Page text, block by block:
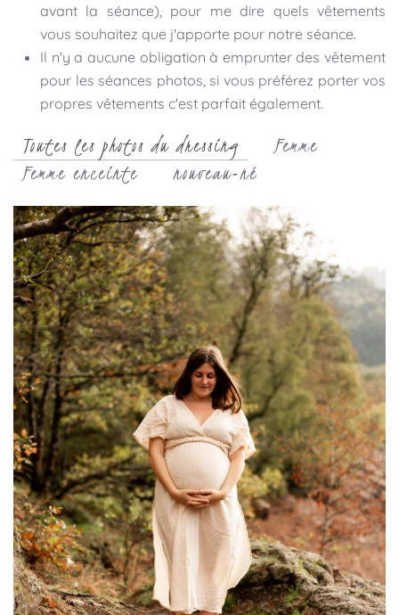
avant la séance), pour me dire quels vêtements
vous souhaitez que j'apporte pour notre séance.
Il n'y a aucune obligation à emprunter des vêtement
pour les séances photos, si vous préférez porter vos
propres vêtements c'est parfait également.
Toutes les photos du dressing
Femme
Femme enceinte
nouveau-né